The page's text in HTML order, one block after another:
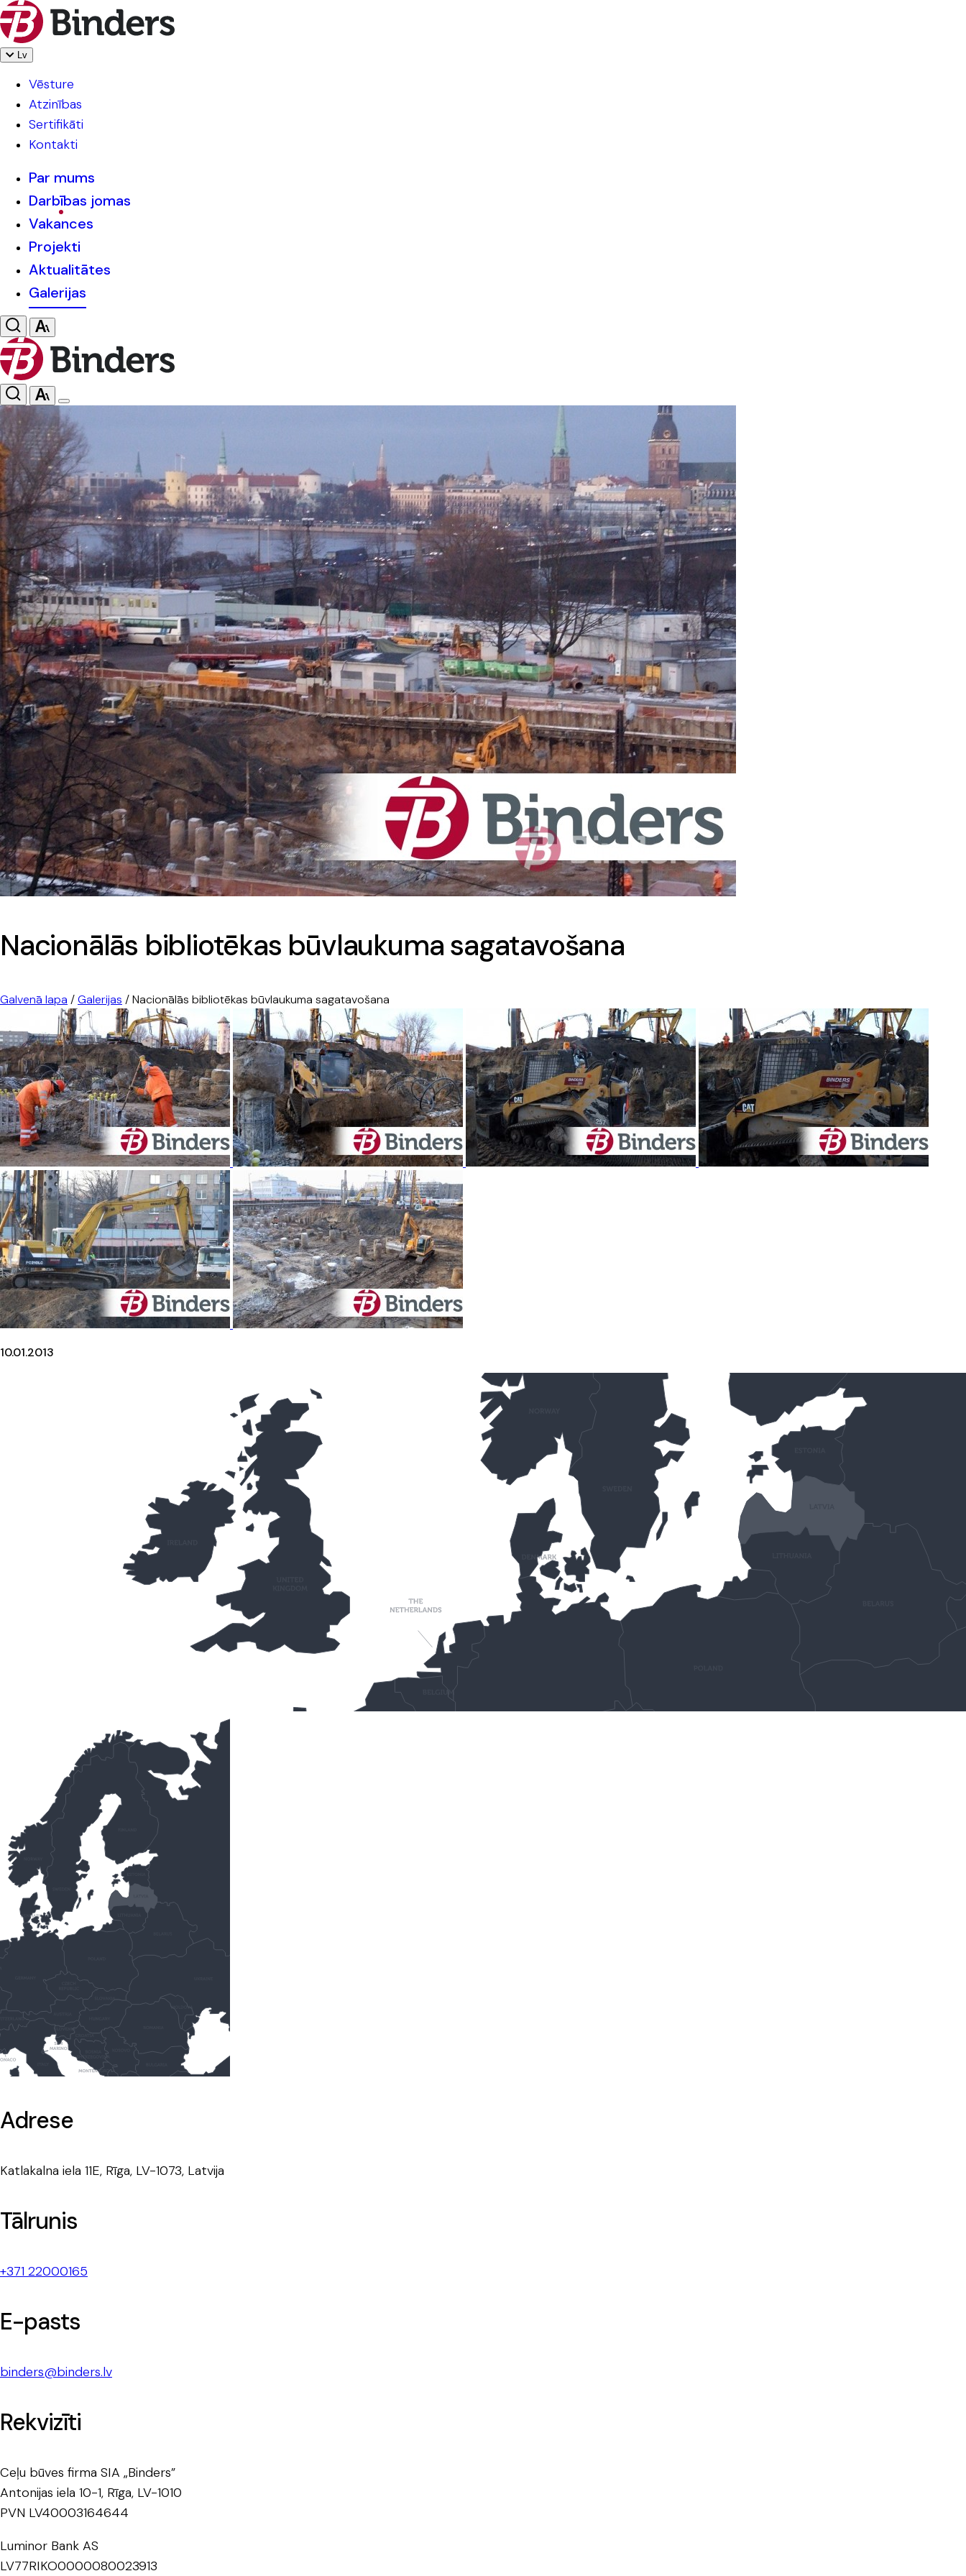
Lv
Vēsture
Atzinības
Sertifikāti
Kontakti
Par mums
Darbības jomas
Vakances
Projekti
Aktualitātes
Galerijas
Nacionālās bibliotēkas būvlaukuma sagatavošana
Galvenā lapa /Galerijas /Nacionālās bibliotēkas būvlaukuma sagatavošana
10.01.2013
Adrese
Katlakalna iela 11E, Rīga, LV-1073, Latvija
Tālrunis
+371 22000165
E-pasts
binders@binders.lv
Rekvizīti
Ceļu būves firma SIA „Binders”
Antonijas iela 10-1, Rīga, LV-1010
PVN LV40003164644
Luminor Bank AS
LV77RIKO0000080023913